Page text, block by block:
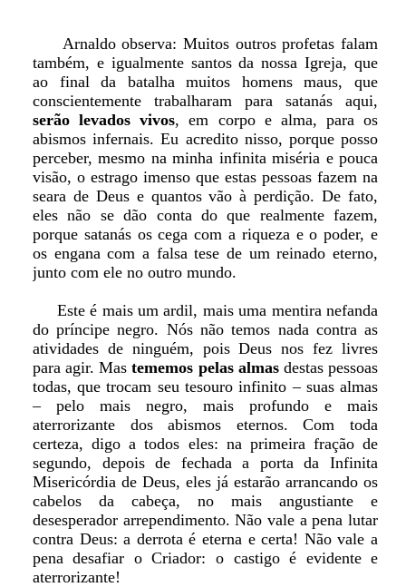
Arnaldo observa: Muitos outros profetas falam
também, e igualmente santos da nossa Igreja, que
ao final da batalha muitos homens maus, que
conscientemente trabalharam para satanás aqui,
serão levados vivos, em corpo e alma, para os
abismos infernais. Eu acredito nisso, porque posso
perceber, mesmo na minha infinita miséria e pouca
visão, o estrago imenso que estas pessoas fazem na
seara de Deus e quantos vão à perdição. De fato,
eles não se dão conta do que realmente fazem,
porque satanás os cega com a riqueza e o poder, e
os engana com a falsa tese de um reinado eterno,
junto com ele no outro mundo.
Este é mais um ardil, mais uma mentira nefanda
do príncipe negro. Nós não temos nada contra as
atividades de ninguém, pois Deus nos fez livres
para agir. Mastememos pelas almas destas pessoas
todas, que trocam seu tesouro infinito – suas almas
– pelo mais negro, mais profundo e mais
aterrorizante dos abismos eternos. Com toda
certeza, digo a todos eles: na primeira fração de
segundo, depois de fechada a porta da Infinita
Misericórdia de Deus, eles já estarão arrancando os
cabelos da cabeça, no mais angustiante e
desesperador arrependimento. Não vale a pena lutar
contra Deus: a derrota é eterna e certa! Não vale a
pena desafiar o Criador: o castigo é evidente e
aterrorizante!